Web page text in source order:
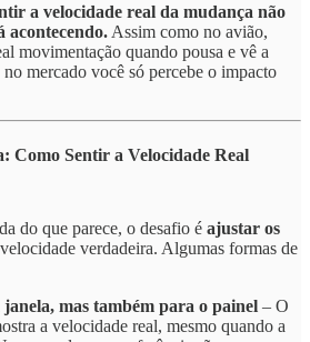
a velocidade real da mudança não
acontecendo. Assim como no avião,
movimentação quando pousa e vê a
mercado você só percebe o impacto
Como Sentir a Velocidade Real
do que parece, o desafio é ajustar os
verdadeira. Algumas formas de
mas também para o painel – O
a velocidade real, mesmo quando a